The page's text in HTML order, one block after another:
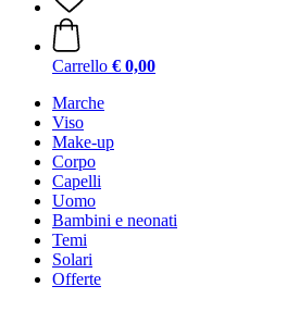
Carrello € 0,00
Marche
Viso
Make-up
Corpo
Capelli
Uomo
Bambini e neonati
Temi
Solari
Offerte